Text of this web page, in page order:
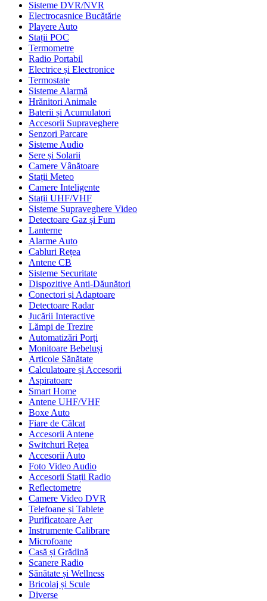
Sisteme DVR/NVR
Electrocasnice Bucătărie
Playere Auto
Stații POC
Termometre
Radio Portabil
Electrice și Electronice
Termostate
Sisteme Alarmă
Hrănitori Animale
Baterii și Acumulatori
Accesorii Supraveghere
Senzori Parcare
Sisteme Audio
Sere și Solarii
Camere Vânătoare
Stații Meteo
Camere Inteligente
Stații UHF/VHF
Sisteme Supraveghere Video
Detectoare Gaz și Fum
Lanterne
Alarme Auto
Cabluri Rețea
Antene CB
Sisteme Securitate
Dispozitive Anti-Dăunători
Conectori și Adaptoare
Detectoare Radar
Jucării Interactive
Lămpi de Trezire
Automatizări Porți
Monitoare Bebeluși
Articole Sănătate
Calculatoare și Accesorii
Aspiratoare
Smart Home
Antene UHF/VHF
Boxe Auto
Fiare de Călcat
Accesorii Antene
Switchuri Rețea
Accesorii Auto
Foto Video Audio
Accesorii Stații Radio
Reflectometre
Camere Video DVR
Telefoane și Tablete
Purificatoare Aer
Instrumente Calibrare
Microfoane
Casă și Grădină
Scanere Radio
Sănătate și Wellness
Bricolaj și Scule
Diverse